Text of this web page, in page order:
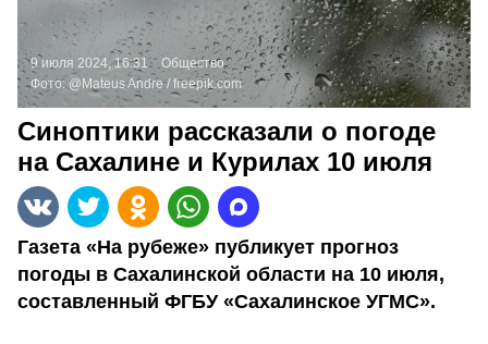
9 июля 2024, 16:31
Общество
Фото: @Mateus Andre / freepik.com
Синоптики рассказали о погоде
на Сахалине и Курилах 10 июля
Газета «На рубеже» публикует прогноз
погоды в Сахалинской области на 10 июля,
составленный ФГБУ «Сахалинское УГМС».